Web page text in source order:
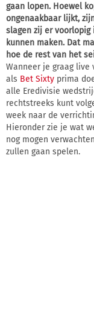
gaan lopen. Hoewel
ongenaakbaar lijkt,
slagen zij er
kunnen maken. Dat
hoe de rest van het
Wanneer je graag
als Bet Sixty prima
alle Eredivisie
rechtstreeks kunt
week naar de
Hieronder zie je wat
nog mogen
zullen gaan spelen.